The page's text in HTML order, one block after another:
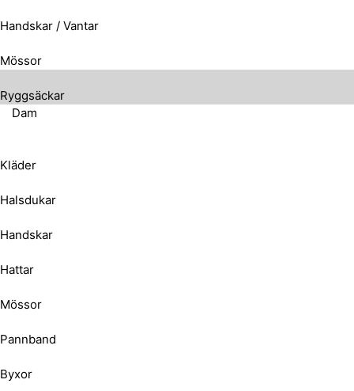
Handskar / Vantar
Mössor
Ryggsäckar
Dam
Kläder
Halsdukar
Handskar
Hattar
Mössor
Pannband
Byxor